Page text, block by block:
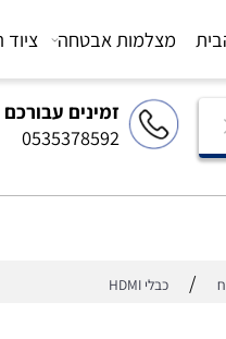
זמינים עבורכם
0535378592
מצלמות אבטחה ציוד
כבלי HDMI